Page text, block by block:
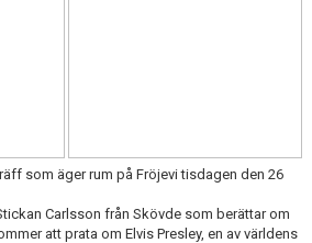
som äger rum på Fröjevi tisdagen den 26
Carlsson från Skövde som berättar om
att prata om Elvis Presley, en av världens